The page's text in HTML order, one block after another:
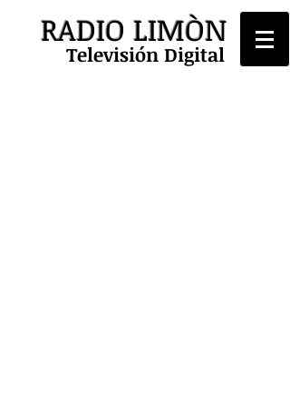
RADIO LIMÒN
Televisión Digital